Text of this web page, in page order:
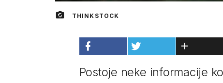
THINKSTOCK
Postoje neke informacije